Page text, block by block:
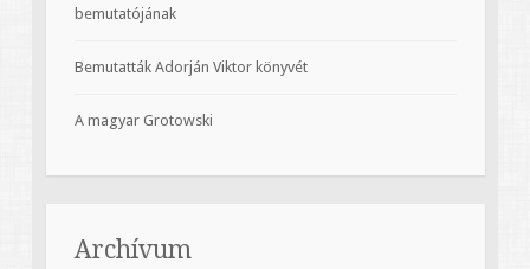
bemutatójának
Bemutatták Adorján Viktor könyvét
A magyar Grotowski
Archívum